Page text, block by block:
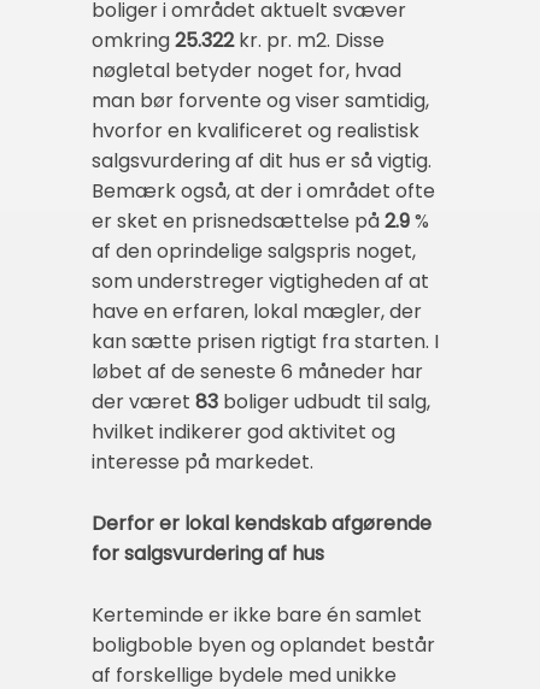
boliger i området aktuelt svæver
omkring25.322kr. pr. m2. Disse
nøgletal betyder noget for, hvad
man bør forvente og viser samtidig,
hvorfor en kvalificeret og realistisk
salgsvurdering af dit hus er så vigtig.
Bemærk også, at der i området ofte
er sket en prisnedsættelse på2.9%
af den oprindelige salgspris noget,
som understreger vigtigheden af at
have en erfaren, lokal mægler, der
kan sætte prisen rigtigt fra starten. I
løbet af de seneste 6 måneder har
der været 83 boliger udbudt til salg,
hvilket indikerer god aktivitet og
interesse på markedet.
Derfor er lokal kendskab afgørende
for salgsvurdering af hus
Kerteminde er ikke bare én samlet
boligboble byen og oplandet består
af forskellige bydele med unikke